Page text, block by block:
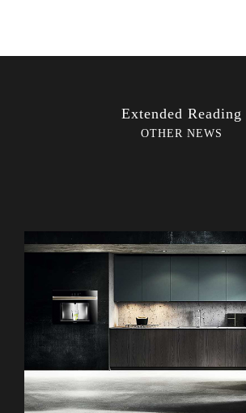
Extended Reading
OTHER NEWS